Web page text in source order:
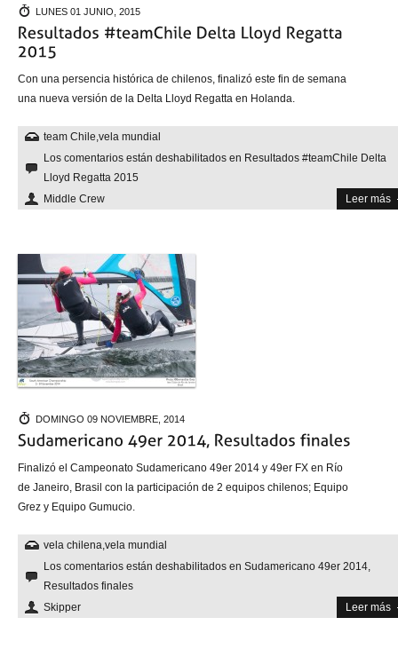
LUNES 01 JUNIO, 2015
Con una persencia histórica de chilenos, finalizó este fin de semana
una nueva versión de la Delta Lloyd Regatta en Holanda.
team Chile vela mundial
Los comentarios están deshabilitados en Resultados #teamChile Delta
Lloyd Regatta 2015
Middle Crew
Leer más
DOMINGO 09 NOVIEMBRE, 2014
Finalizó el Campeonato Sudamericano 49er 2014 y 49er FX en Río
de Janeiro, Brasil con la participación de 2 equipos chilenos; Equipo
Grez y Equipo Gumucio.
vela chilena vela mundial
Los comentarios están deshabilitados en Sudamericano 49er 2014,
Resultados finales
Skipper
Leer más